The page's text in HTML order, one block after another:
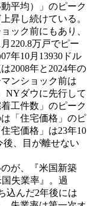
平均）」のピーク
昇し続けている。
ック前にもあり、
220.8万戸でピー
年10月13930ドル
2008年と2024年の
ンショック前は
NYダウに先行して
工件数」のピーク
「住宅価格」のピ
宅価格」は23年10
後、目が離せない
が、『米国新築
失業率』。過
込んだ2年後には